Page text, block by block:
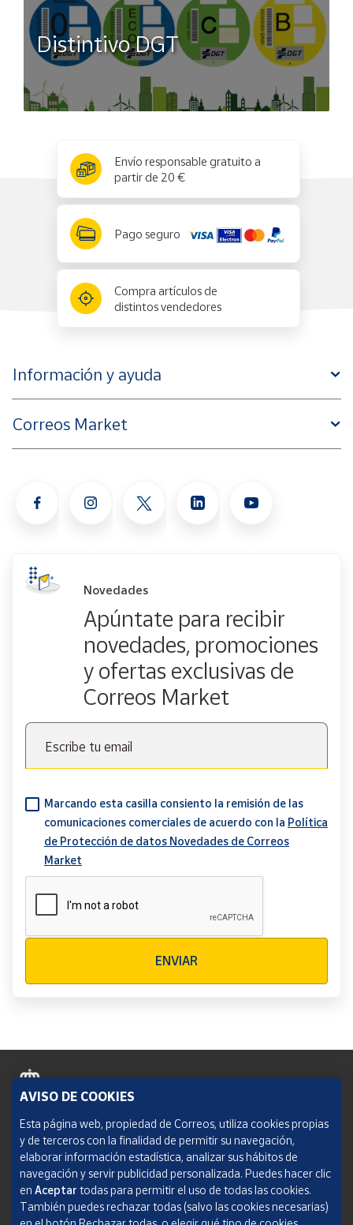
Distintivo DGT
Envío responsable gratuito a
partir de 20 €
Pago seguro
Compra artículos de
distintos vendedores
Información y ayuda
Correos Market
Novedades
Apúntate para recibir
novedades, promociones
y ofertas exclusivas de
Correos Market
Escribe tu email
Marcando esta casilla consiento la remisión de las
comunicaciones comerciales de acuerdo con la Política
de Protección de datos Novedades de Correos
Market
ENVIAR
Política de cookies
Aviso legal
Condiciones del servicio
Política de Privacidad Web
AVISO DE COOKIES
Esta página web, propiedad de Correos, utiliza cookies propias
y de terceros con la finalidad de permitir su navegación,
elaborar información estadística, analizar sus hábitos de
navegación y servir publicidad personalizada. Puedes hacer clic
en Aceptar todas para permitir el uso de todas las cookies.
También puedes rechazar todas (salvo las cookies necesarias)